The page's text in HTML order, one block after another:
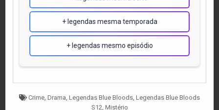
+ legendas mesma temporada
+ legendas mesmo episódio
Tagged
Crime Drama Legendas Blue Bloods Legendas Blue Bloods
S12 Mistério